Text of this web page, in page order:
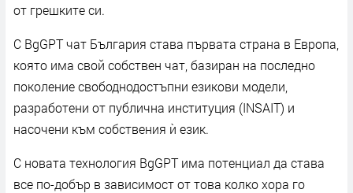
от грешките си.
С BgGPT чат България става първата страна в Европа,
която има свой собствен чат, базиран на последно
поколение свободнодостъпни езикови модели,
разработени от публична институция (INSAIT) и
насочени към собствения ѝ език.
С новата технология BgGPT има потенциал да става
все по-добър в зависимост от това колко хора го